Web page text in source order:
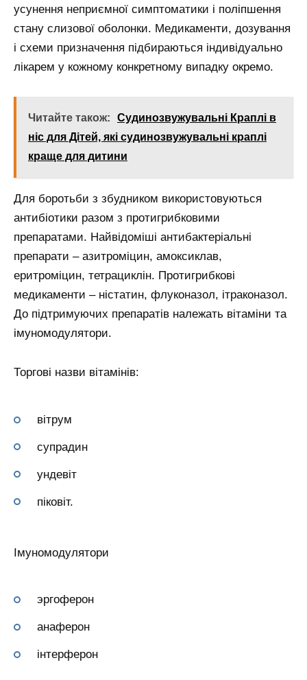
усунення неприємної симптоматики і поліпшення
стану слизової оболонки. Медикаменти, дозування
і схеми призначення підбираються індивідуально
лікарем у кожному конкретному випадку окремо.
Читайте також:
Судинозвужувальні Краплі в
ніс для Дітей, які судинозвужувальні краплі
краще для дитини
Для боротьби з збудником використовуються
антибіотики разом з протигрибковими
препаратами. Найвідоміші антибактеріальні
препарати – азитроміцин, амоксиклав,
еритроміцин, тетрациклін. Протигрибкові
медикаменти – ністатин, флуконазол, ітраконазол.
До підтримуючих препаратів належать вітаміни та
імуномодулятори.
Торгові назви вітамінів:
вітрум
супрадин
ундевіт
піковіт.
Імуномодулятори
эргоферон
анаферон
інтерферон